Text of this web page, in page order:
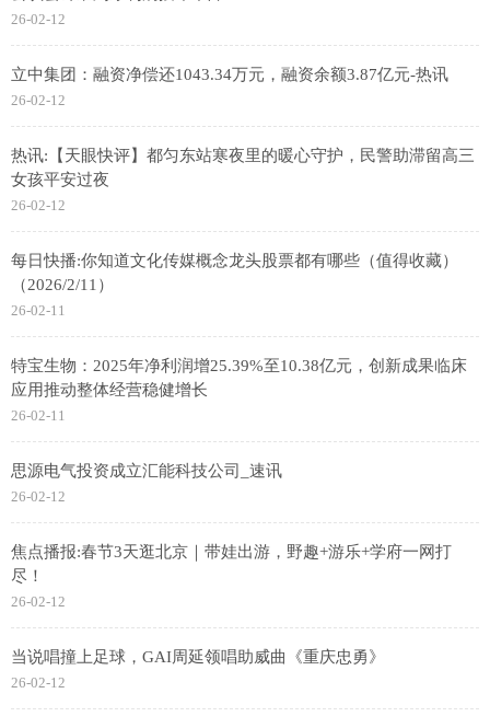
26-02-12
立中集团：融资净偿还1043.34万元，融资余额3.87亿元-热讯
26-02-12
热讯:【天眼快评】都匀东站寒夜里的暖心守护，民警助滞留高三
女孩平安过夜
26-02-12
每日快播:你知道文化传媒概念龙头股票都有哪些（值得收藏）
（2026/2/11）
26-02-11
特宝生物：2025年净利润增25.39%至10.38亿元，创新成果临床
应用推动整体经营稳健增长
26-02-11
思源电气投资成立汇能科技公司_速讯
26-02-12
焦点播报:春节3天逛北京｜带娃出游，野趣+游乐+学府一网打
尽！
26-02-12
当说唱撞上足球，GAI周延领唱助威曲《重庆忠勇》
26-02-12